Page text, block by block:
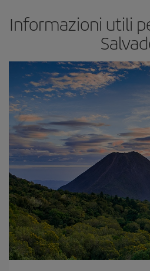
Informazioni utili